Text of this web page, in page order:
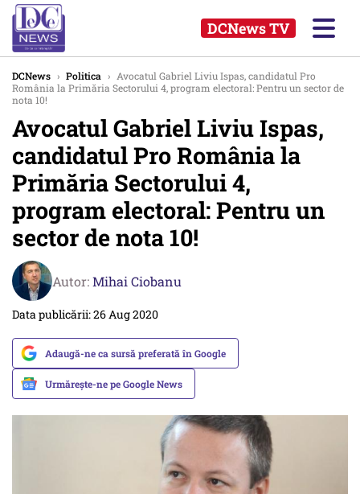
DCNews TV
DCNews › Politica › Avocatul Gabriel Liviu Ispas, candidatul Pro
România la Primăria Sectorului 4, program electoral: Pentru un sector de
nota 10!
Avocatul Gabriel Liviu Ispas,
candidatul Pro România la
Primăria Sectorului 4,
program electoral: Pentru un
sector de nota 10!
Autor:Mihai Ciobanu
Data publicării: 26 Aug 2020
Adaugă-ne ca sursă preferată în Google
Urmărește-ne pe Google News